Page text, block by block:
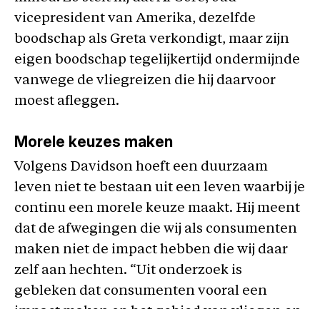
vicepresident van Amerika, dezelfde
boodschap als Greta verkondigt, maar zijn
eigen boodschap tegelijkertijd ondermijnde
vanwege de vliegreizen die hij daarvoor
moest afleggen.
Morele keuzes maken
Volgens Davidson hoeft een duurzaam
leven niet te bestaan uit een leven waarbij je
continu een morele keuze maakt. Hij meent
dat de afwegingen die wij als consumenten
maken niet de impact hebben die wij daar
zelf aan hechten. “Uit onderzoek is
gebleken dat consumenten vooral een